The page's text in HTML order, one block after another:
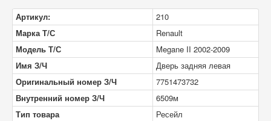
Артикул:
210
Марка Т/С
Renault
Модель Т/С
Megane II 2002-2009
Имя З/Ч
Дверь задняя левая
Оригинальный номер З/Ч
7751473732
Внутренний номер З/Ч
6509м
Тип товара
Ресейл